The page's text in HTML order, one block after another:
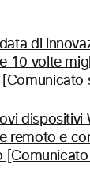
di
10 volte
dispositivi
remoto e
[Comunicato